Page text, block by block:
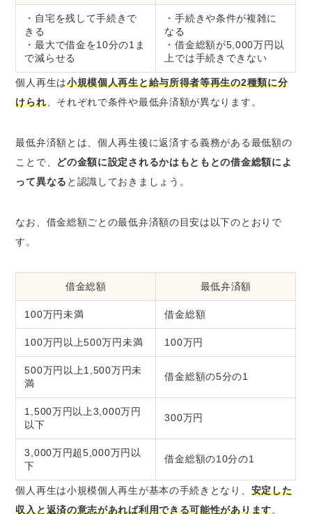
・自宅を残して手続きで
きる
・最大で借金を10分の1ま
で減らせる
・手続きや条件が複雑に
なる
・借金総額が5,000万円以
上では手続きできない
個人再生は小規模個人再生と給与所得者等再生の2種類に分
けられ、それぞれで条件や最低弁済額が異なります。
最低弁済額とは、個人再生後に返済する義務がある最低額の
ことで、
どの金額に設定されるかはもともとの借金総額によ
って異なる と認識しておきましょう。
なお、借金総額ごとの最低弁済額の目安は以下のとおりで
す。
借金総額 最低弁済額
100万円未満 借金総額
100万円以上500万円未満 100万円
500万円以上1,500万円未
満
借金総額の5分の1
1,500万円以上3,000万円
以下
300万円
3,000万円超5,000万円以
下
借金総額の10分の1
個人再生は小規模個人再生が基本の手続きとなり、 安定した
収入と返済の意志があれば利用できる可能性があります。